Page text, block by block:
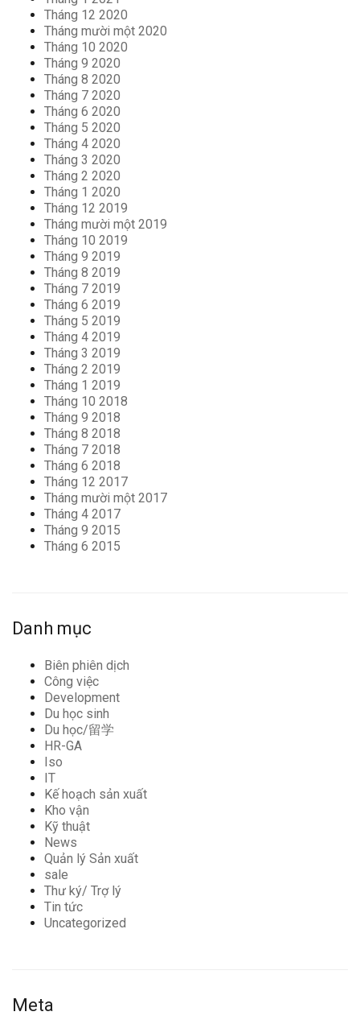
Tháng 12 2020
Tháng mười một 2020
Tháng 10 2020
Tháng 9 2020
Tháng 8 2020
Tháng 7 2020
Tháng 6 2020
Tháng 5 2020
Tháng 4 2020
Tháng 3 2020
Tháng 2 2020
Tháng 1 2020
Tháng 12 2019
Tháng mười một 2019
Tháng 10 2019
Tháng 9 2019
Tháng 8 2019
Tháng 7 2019
Tháng 6 2019
Tháng 5 2019
Tháng 4 2019
Tháng 3 2019
Tháng 2 2019
Tháng 1 2019
Tháng 10 2018
Tháng 9 2018
Tháng 8 2018
Tháng 7 2018
Tháng 6 2018
Tháng 12 2017
Tháng mười một 2017
Tháng 4 2017
Tháng 9 2015
Tháng 6 2015
Danh mục
Biên phiên dịch
Công việc
Development
Du học sinh
Du học/留学
HR-GA
Iso
IT
Kế hoạch sản xuất
Kho vận
Kỹ thuật
News
Quản lý Sản xuất
sale
Thư ký/ Trợ lý
Tin tức
Uncategorized
Meta